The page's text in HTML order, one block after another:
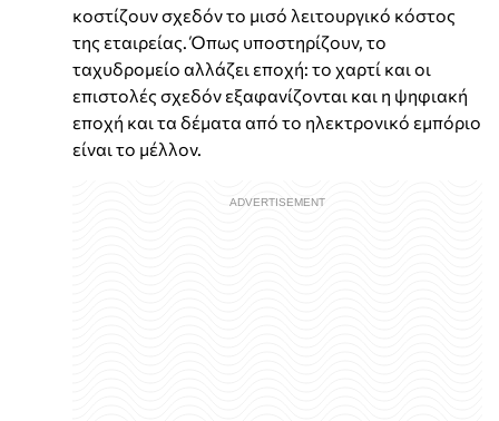
κοστίζουν σχεδόν το μισό λειτουργικό κόστος
της εταιρείας. Όπως υποστηρίζουν, το
ταχυδρομείο αλλάζει εποχή: το χαρτί και οι
επιστολές σχεδόν εξαφανίζονται και η ψηφιακή
εποχή και τα δέματα από το ηλεκτρονικό εμπόριο
είναι το μέλλον.